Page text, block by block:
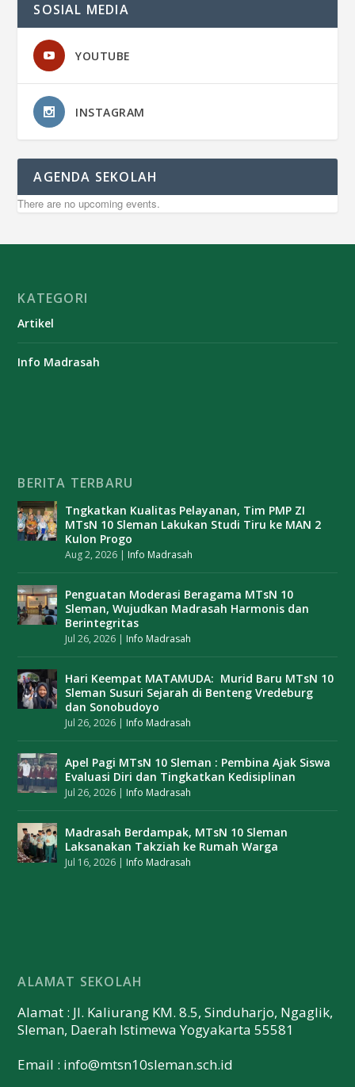
SOSIAL MEDIA
YOUTUBE
INSTAGRAM
AGENDA SEKOLAH
There are no upcoming events.
KATEGORI
Artikel
Info Madrasah
BERITA TERBARU
Tngkatkan Kualitas Pelayanan, Tim PMP ZI
MTsN 10 Sleman Lakukan Studi Tiru ke MAN 2
Kulon Progo
Aug 2, 2026 | Info Madrasah
Penguatan Moderasi Beragama MTsN 10
Sleman, Wujudkan Madrasah Harmonis dan
Berintegritas
Jul 26, 2026 | Info Madrasah
Hari Keempat MATAMUDA: Murid Baru MTsN 10
Sleman Susuri Sejarah di Benteng Vredeburg
dan Sonobudoyo
Jul 26, 2026 | Info Madrasah
Apel Pagi MTsN 10 Sleman : Pembina Ajak Siswa
Evaluasi Diri dan Tingkatkan Kedisiplinan
Jul 26, 2026 | Info Madrasah
Madrasah Berdampak, MTsN 10 Sleman
Laksanakan Takziah ke Rumah Warga
Jul 16, 2026 | Info Madrasah
ALAMAT SEKOLAH
Alamat : Jl. Kaliurang KM. 8.5, Sinduharjo, Ngaglik,
Sleman, Daerah Istimewa Yogyakarta 55581
Email : info@mtsn10sleman.sch.id